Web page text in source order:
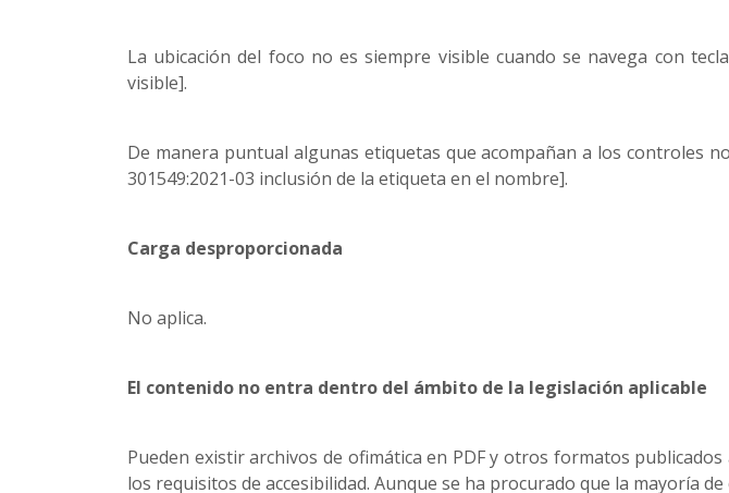
La ubicación del foco no es siempre visible cuando se navega con
visible].
De manera puntual algunas etiquetas que acompañan a los controles
301549:2021-03 inclusión de la etiqueta en el nombre].
Carga desproporcionada
No aplica.
El contenido no entra dentro del ámbito de la legislación aplicable
Pueden existir archivos de ofimática en PDF y otros formatos
los requisitos de accesibilidad. Aunque se ha procurado que la mayoría